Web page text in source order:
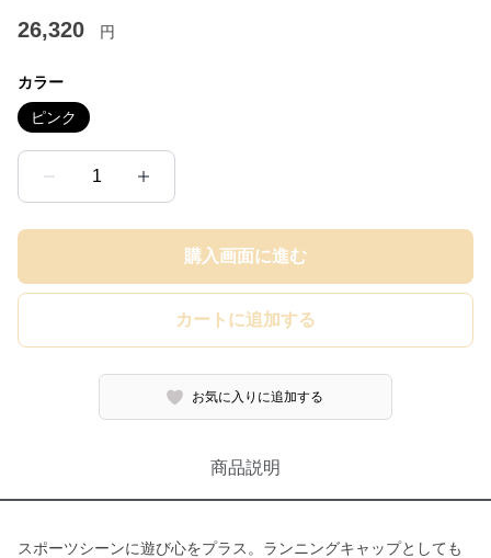
26,320 円
カラー
ピンク
1
購入画面に進む
カートに追加する
お気に入りに追加する
商品説明
スポーツシーンに遊び心をプラス。ランニングキャップとしても